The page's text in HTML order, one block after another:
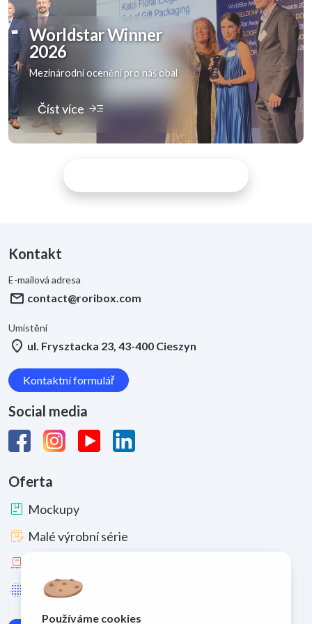
Worldstar Winner
2026
Mezinárodní ocenění pro náš obal
Číst více read_more
Oferta
package Mockupy
box_edit Malé výrobní série
pallet
lens_blur Zušlechtění a materiály
Kontakt
E-mailová adresa
mail contact@roribox.com
Umístění
location_on ul. Frysztacka 23, 43-400 Cieszyn
Kontaktní formulář
Social media
Používáme cookies